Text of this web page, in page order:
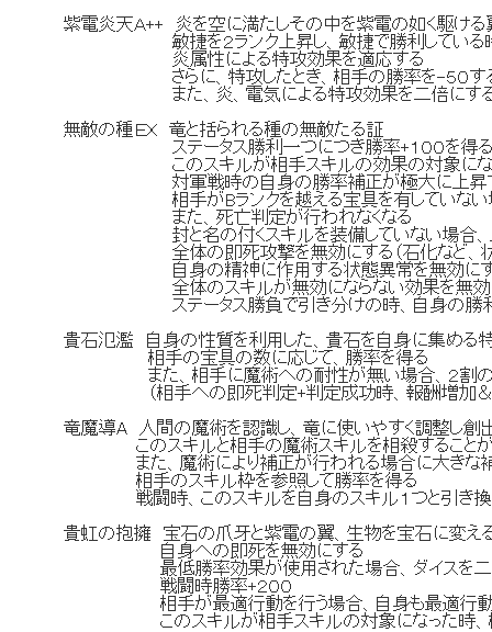
紫電炎天Ａ++ 炎を空に満たしその中を紫電の如く駆ける
敏捷を２ランク上昇し、敏捷で勝利している
炎属性による特攻効果を適応する
さらに、特攻したとき、相手の勝率を-５０す
また、炎、電気による特攻効果を二倍にす
無敵の種ＥＸ 竜と括られる種の無敵たる証
ステータス勝利一つにつき勝率+１００を得
このスキルが相手スキルの効果の対象になった
対軍戦時の自身の勝率補正が極大に上昇
相手がBランクを越える宝具を有していない場
また、死亡判定が行われなくなる
封と名の付くスキルを装備していない場合、
全体の即死攻撃を無効にする（石化など、状態
自身の精神に作用する状態異常を無効に
全体のスキルが無効にならない効果を無効
ステータス勝負で引き分けの時、自身の勝利
貴石氾濫 自身の性質を利用した、貴石を自身に集める
相手の宝具の数に応じて、勝率を得る
また、相手に魔術への耐性が無い場合、２割の
（相手への即死判定+判定成功時、報酬増加＆
竜魔導A 人間の魔術を認識し、竜に使いやすく調整し創
このスキルと相手の魔術スキルを相殺することが
また、魔術により補正が行われる場合に大きな補
相手のスキル枠を参照して勝率を得る
戦闘時、このスキルを自身のスキル１つと引き換え
貴虹の抱擁 宝石の爪牙と紫電の翼、生物を宝石に変え
自身への即死を無効にする
最低勝率効果が使用された場合、ダイスを二倍
戦闘時勝率+２００
相手が最適行動を行う場合、自身も最適行動
このスキルが相手スキルの対象になった時、相